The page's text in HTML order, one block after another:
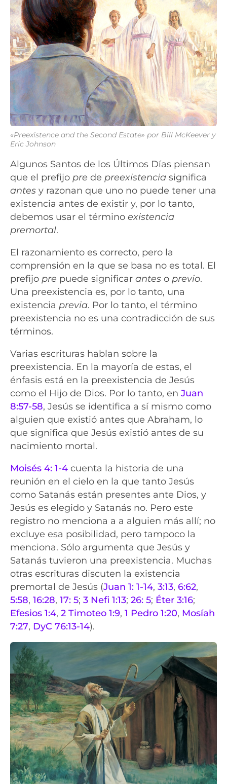
«Preexistence and the Second Estate» por Bill McKeever y
Eric Johnson
Algunos Santos de los Últimos Días piensan
que el prefijo pre de preexistencia significa
antes y razonan que uno no puede tener una
existencia antes de existir y, por lo tanto,
debemos usar el término existencia
premortal.
El razonamiento es correcto, pero la
comprensión en la que se basa no es total. El
prefijo pre puede significar antes o previo.
Una preexistencia es, por lo tanto, una
existencia previa. Por lo tanto, el término
preexistencia no es una contradicción de sus
términos.
Varias escrituras hablan sobre la
preexistencia. En la mayoría de estas, el
énfasis está en la preexistencia de Jesús
como el Hijo de Dios. Por lo tanto, en Juan
8:57-58, Jesús se identifica a sí mismo como
alguien que existió antes que Abraham, lo
que significa que Jesús existió antes de su
nacimiento mortal.
Moisés 4: 1-4 cuenta la historia de una
reunión en el cielo en la que tanto Jesús
como Satanás están presentes ante Dios, y
Jesús es elegido y Satanás no. Pero este
registro no menciona a a alguien más allí; no
excluye esa posibilidad, pero tampoco la
menciona. Sólo argumenta que Jesús y
Satanás tuvieron una preexistencia. Muchas
otras escrituras discuten la existencia
premortal de Jesús (Juan 1: 1-14, 3:13, 6:62,
5:58, 16:28, 17: 5; 3 Nefi 1:13; 26: 5; Éter 3:16;
Efesios 1:4, 2 Timoteo 1:9, 1 Pedro 1:20, Mosíah
7:27, DyC 76:13-14).